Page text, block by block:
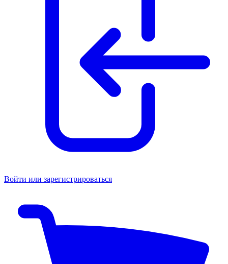
Войти или зарегистрироваться